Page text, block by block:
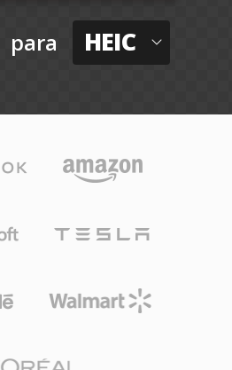
para HEIC